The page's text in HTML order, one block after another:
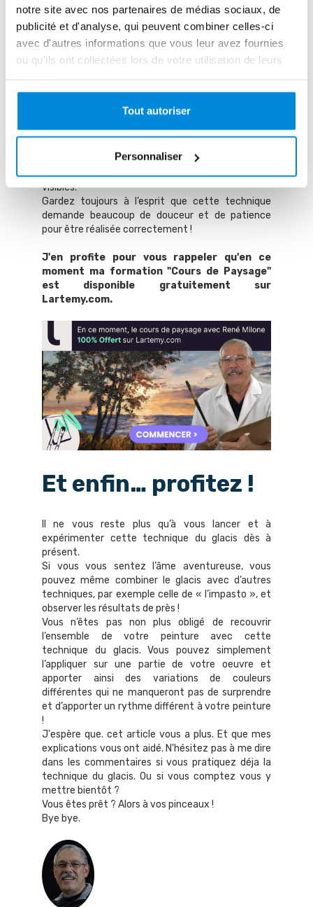
notre site avec nos partenaires de médias sociaux, de
publicité et d'analyse, qui peuvent combiner celles-ci
avec d'autres informations que vous leur avez fournies
ou qu'ils ont collectées lors de votre utilisation de leurs
Tout autoriser
Personnaliser
Utilisez un pinceau
souple
n'importe quel pinceau.
recommande très chaudement de commencer
plutôt par utiliser un pinceau aux poils doux et
Ce type de pinceaux permet d’obtenir plus
facilement des glacis bien lisses et sans traces
visibles.
Gardez toujours à l’esprit que cette technique
demande beaucoup de douceur et de patience
pour être réalisée correctement !
J'en profite pour vous rappeler qu'en ce
moment ma formation "Cours de Paysage"
est disponible gratuitement sur
Lartemy.com.
Et enfin… profitez !
Il ne vous reste plus qu’à vous lancer et à
expérimenter cette technique du glacis dès à
présent.
Si vous vous sentez l’âme aventureuse, vous
pouvez même combiner le glacis avec d’autres
techniques,par exemple celle de « l’impasto », et
observer les résultats de près !
Vous n’êtes pas non plus obligé de recouvrir
l’ensemble de votre peinture avec cette
technique du glacis. Vous pouvez simplement
l’appliquer sur une partie de votre oeuvre et
apporter ainsi des variations de couleurs
différentes qui ne manqueront pas de surprendre
et d’apporter un rythme différent à votre peinture
!
J'espère que. cet article vous a plus. Et que mes
explications vous ont aidé. N'hésitez pas à me dire
dans les commentaires si vous pratiquez déja la
technique du glacis. Ou si vous comptez vous y
mettre bientôt ?
Vous êtes prêt ? Alors à vos pinceaux !
Bye bye.